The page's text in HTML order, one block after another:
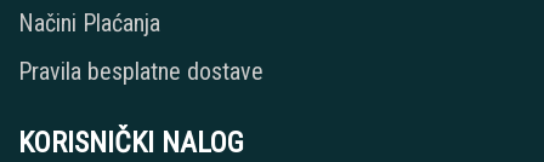
Načini Plaćanja
Pravila besplatne dostave
KORISNIČKI NALOG